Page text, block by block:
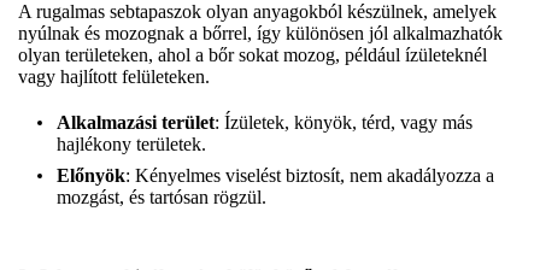
A rugalmas sebtapaszok olyan anyagokból készülnek, amelyek
nyúlnak és mozognak a bőrrel, így különösen jól alkalmazhatók
olyan területeken, ahol a bőr sokat mozog, például ízületeknél
vagy hajlított felületeken.
Alkalmazási terület: Ízületek, könyök, térd, vagy más
hajlékony területek.
Előnyök: Kényelmes viselést biztosít, nem akadályozza a
mozgást, és tartósan rögzül.